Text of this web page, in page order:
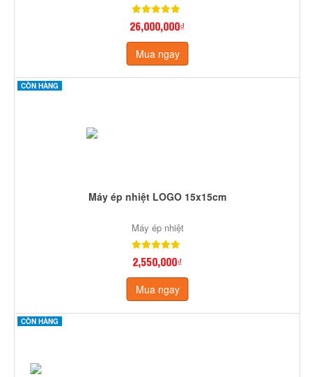
26,000,000₫
Mua ngay
CÒN HÀNG
Máy ép nhiệt LOGO 15x15cm
Máy ép nhiệt
2,550,000₫
Mua ngay
CÒN HÀNG